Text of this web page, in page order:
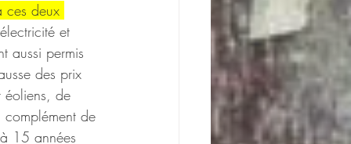
ces deux
et
aussi permis
des prix
éoliens, de
complément de
15 années